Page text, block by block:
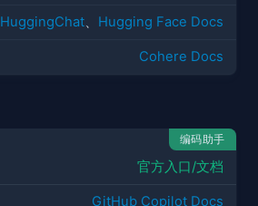
HuggingChat Hugging Face Docs
Cohere Docs
编码助手
官方入口/文档
GitHub Copilot Docs